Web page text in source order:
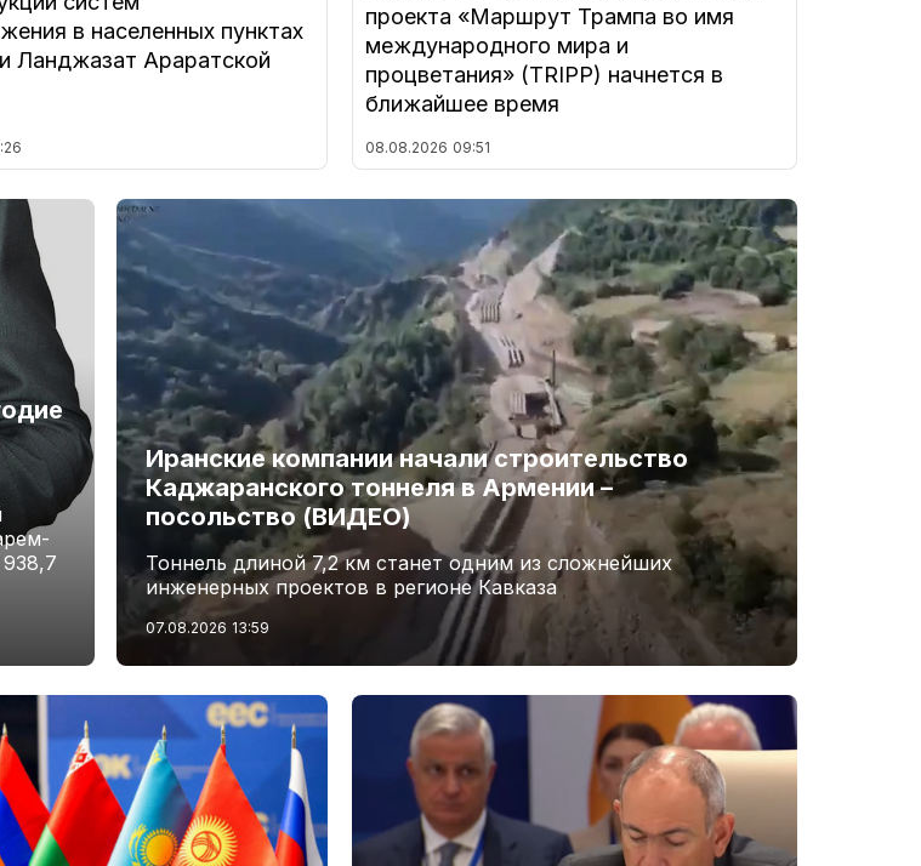
в населенных пунктах
Ланджазат Араратской
проекта «Маршрут Трампа во имя
международного мира и
процветания» (TRIPP) начнется в
ближайшее время
08.08.2026 09:51
Иранские компании начали строительство
Каджаранского тоннеля в Армении –
посольство (ВИДЕО)
Тоннель длиной 7,2 км станет одним из сложнейших
инженерных проектов в регионе Кавказа
07.08.2026 13:59